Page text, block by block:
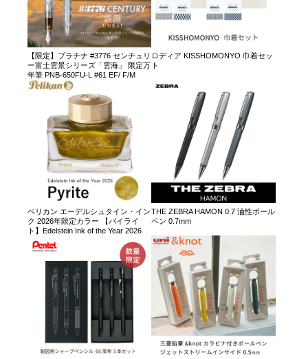
【限定】プラチナ #3776 センチュリ
ー富士雲景シリーズ「雲海」 限定万
年筆 PNB-650FU-L #61 EF/ F/M
ロディア KISSHOMONYO 巾着セッ
ト
ペリカン エーデルシュタイン・イン
ク 2026年限定カラー 【パイライ
ト】Edelstein Ink of the Year 2026
THE ZEBRA HAMON 0.7 油性ボール
ペン 0.7mm